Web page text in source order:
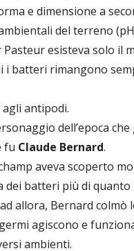
e dimensione a
del terreno
esisteva solo il
i batteri rimangono
antipodi.
dell’epoca
fu Claude Bernard.
aveva scoperto
dei batteri più di
allora, Bernard colmò
agiscono e
ambienti.